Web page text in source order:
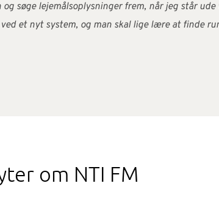
søge lejemålsoplysninger frem, når jeg står
et nyt system, og man skal lige lære at finde
om NTI FM